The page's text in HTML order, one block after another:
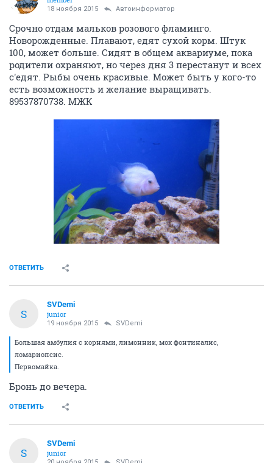
18 ноября 2015 Автоинформатор
Срочно отдам мальков розового фламинго.
Новорожденные. Плавают, едят сухой корм. Штук
100, может больше. Сидят в общем аквариуме, пока
родители охраняют, но через дня 3 перестанут и всех
с'едят. Рыбы очень красивые. Может быть у кого-то
есть возможность и желание выращивать.
89537870738. МЖК
ОТВЕТИТЬ
S
SVDemi
junior
19 ноября 2015 SVDemi
Большая амбулия с корнями, лимонник, мох фонтиналис,
ломариопсис.
Первомайка.
Бронь до вечера.
ОТВЕТИТЬ
S
SVDemi
junior